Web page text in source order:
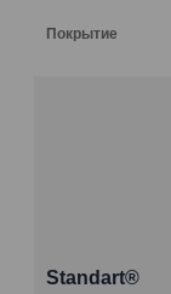
Покрытие
Standart®